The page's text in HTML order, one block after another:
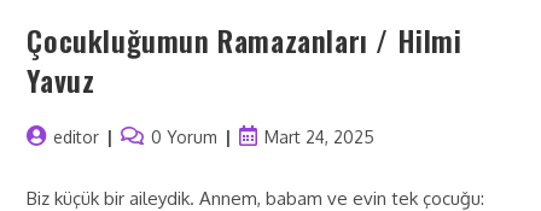
Çocukluğumun Ramazanları / Hilmi
Yavuz
editor 0 Yorum Mart 24, 2025
Biz küçük bir aileydik. Annem, babam ve evin tek çocuğu: